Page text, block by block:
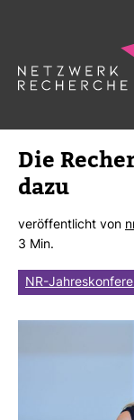
Die
dazu
ver­öf­fent­licht von
3 Min.
NR-